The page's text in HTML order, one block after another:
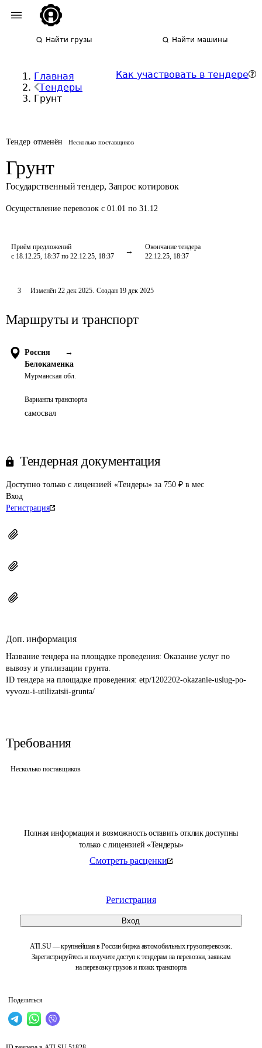
Найти грузы Найти машины
Главная
Тендеры
Грунт
Как участвовать в тендере
Тендер отменён Несколько поставщиков
Грунт
Государственный тендер, Запрос котировок
Осуществление перевозок с 01.01 по 31.12
Приём предложений
с 18.12.25, 18:37 по 22.12.25, 18:37
Окончание тендера
22.12.25, 18:37
Полная информация и возможность оставить отклик доступны
только с лицензией «Тендеры»
Смотреть расценки
Регистрация
Вход
ATI.SU — крупнейшая в России биржа автомобильных грузоперевозок.
Зарегистрируйтесь и получите доступ к тендерам на перевозки, заявкам
на перевозку грузов и поиск транспорта
Поделиться
3 Изменён 22 дек 2025. Создан 19 дек 2025
Маршруты и транспорт
Россия
→
Белокаменка
Мурманская обл.
Варианты транспорта
самосвал
Тендерная документация
Доступно только с лицензией «Тендеры» за 750 ₽ в мес
Вход
Регистрация
Доп. информация
Название тендера на площадке проведения: Оказание услуг по
вывозу и утилизации грунта.
ID тендера на площадке проведения: etp/1202202-okazanie-uslug-po-
vyvozu-i-utilizatsii-grunta/
Требования
Несколько поставщиков